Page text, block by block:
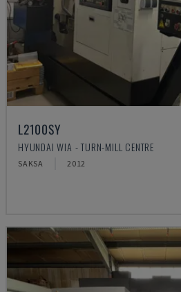
L2100SY
HYUNDAI WIA - TURN-MILL CENTRE
SAKSA 2012